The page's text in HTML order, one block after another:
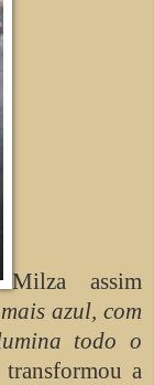
Milza assim
azul, com
todo o
a